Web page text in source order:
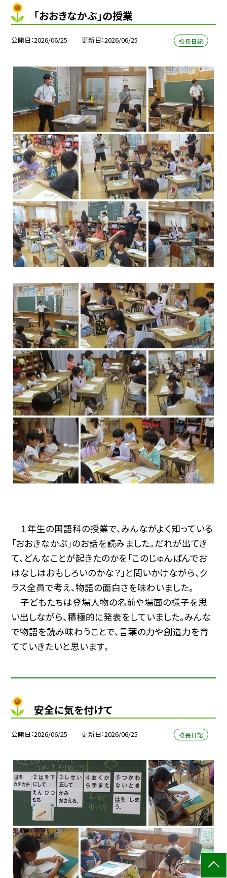
「おおきなかぶ」の授業
公開日 2026/06/25 更新日 2026/06/25 校長日記
１年生の国語科の授業で、みんながよく知っている
「おおきなかぶ」のお話を読みました。だれが出てき
て、どんなことが起きたのかを「このじゅんばんでお
はなしはおもしろいのかな？」と問いかけながら、ク
ラス全員で考え、物語の面白さを味わいました。
子どもたちは登場人物の名前や場面の様子を思
い出しながら、積極的に発表をしていました。みんな
で物語を読み味わうことで、言葉の力や創造力を育
てていきたいと思います。
安全に気を付けて
公開日 2026/06/25 更新日 2026/06/25 校長日記